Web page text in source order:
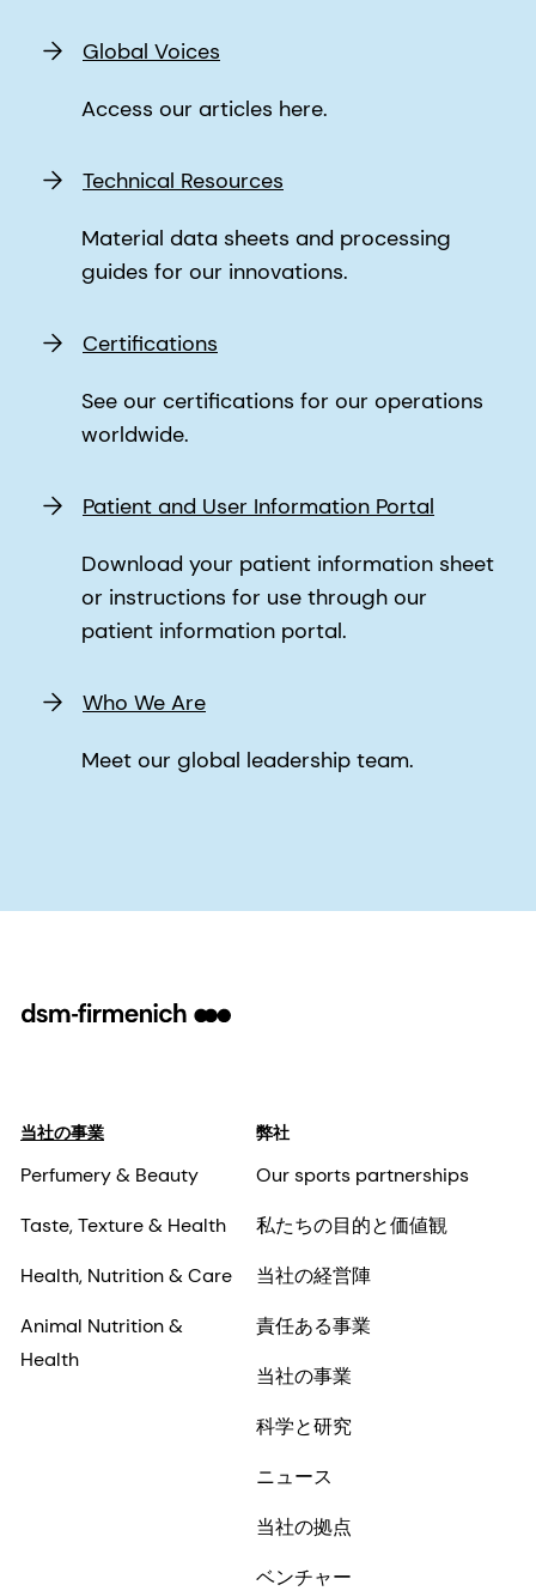
Global Voices
Access our articles here.
Technical Resources
Material data sheets and processing
guides for our innovations.
Certifications
See our certifications for our operations
worldwide.
Patient and User Information Portal
Download your patient information sheet
or instructions for use through our
patient information portal.
Who We Are
Meet our global leadership team.
当社の事業
Perfumery & Beauty
Taste, Texture & Health
Health, Nutrition & Care
Animal Nutrition &
Health
弊社
Our sports partnerships
私たちの目的と価値観
当社の経営陣
責任ある事業
当社の事業
科学と研究
ニュース
当社の拠点
ベンチャー